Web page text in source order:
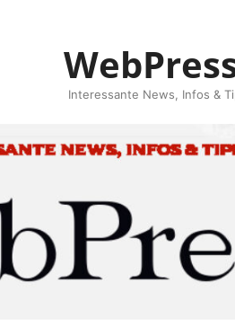
Interessante News, Infos &